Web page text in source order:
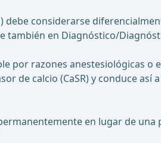
considerarse
también en Diagnóstico/
por razones anestesiológicas
de calcio (CaSR) y conduce así
en lugar de